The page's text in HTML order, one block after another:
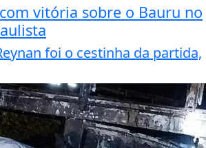
vitória sobre o Bauru no
foi o cestinha da partida,